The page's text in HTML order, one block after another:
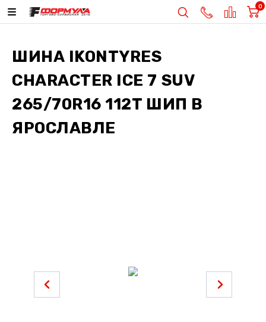
0
ШИНА IKONTYRES
CHARACTER ICE 7 SUV
265/70R16 112T ШИП В
ЯРОСЛАВЛЕ